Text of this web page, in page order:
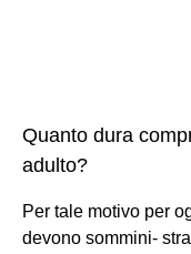
Quanto dura
adulto?
Per tale motivo per
devono sommini-